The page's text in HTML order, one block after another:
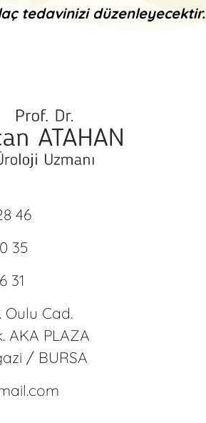
tedavinizi düzenleyecektir.
46
35
31
Oulu Cad.
AKA PLAZA
/ BURSA